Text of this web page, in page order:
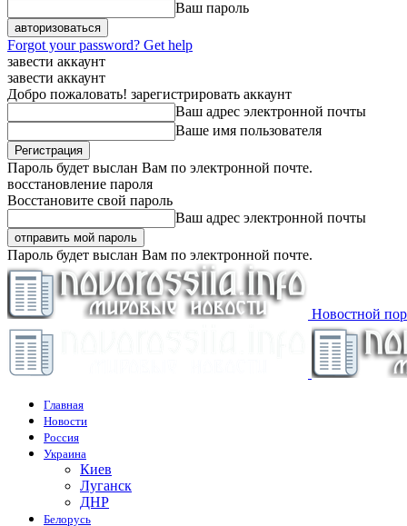
Ваш пароль
Forgot your password? Get help
завести аккаунт
завести аккаунт
Добро пожаловать! зарегистрировать аккаунт
Ваш адрес электронной почты
Ваше имя пользователя
Пароль будет выслан Вам по электронной почте.
восстановление пароля
Восстановите свой пароль
Ваш адрес электронной почты
Пароль будет выслан Вам по электронной почте.
Новостной
Главная
Новости
Россия
Украина
Киев
Луганск
ДНР
Белорусь